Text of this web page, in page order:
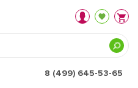
8 (499) 645-53-65